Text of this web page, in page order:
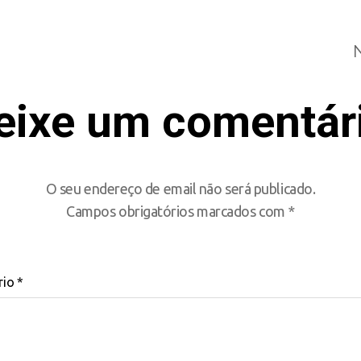
um
O seu endereço de email não será publicado.
Campos obrigatórios marcados com *
*